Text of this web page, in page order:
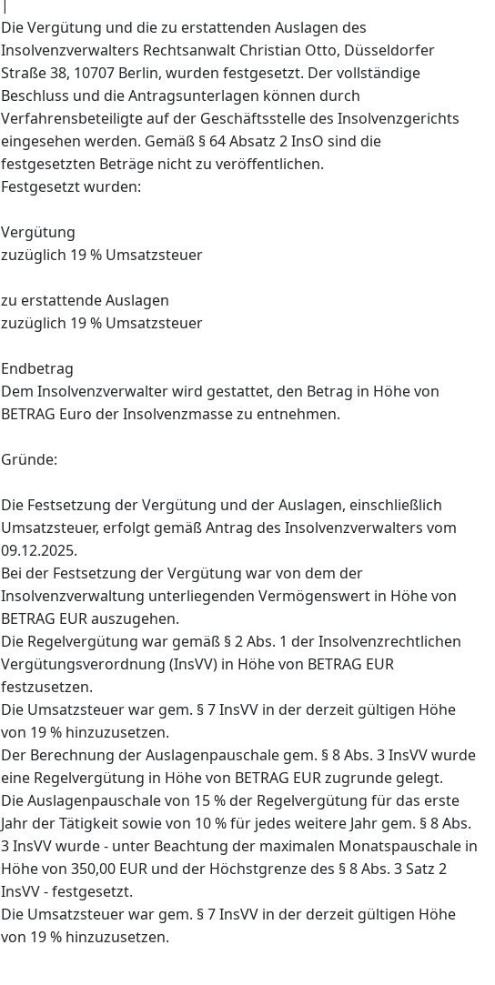
|
Die Vergütung und die zu erstattenden Auslagen des
Insolvenzverwalters Rechtsanwalt Christian Otto, Düsseldorfer
Straße 38, 10707 Berlin, wurden festgesetzt. Der vollständige
Beschluss und die Antragsunterlagen können durch
Verfahrensbeteiligte auf der Geschäftsstelle des Insolvenzgerichts
eingesehen werden. Gemäß § 64 Absatz 2 InsO sind die
festgesetzten Beträge nicht zu veröffentlichen.
Festgesetzt wurden:
Vergütung
zuzüglich 19 % Umsatzsteuer
zu erstattende Auslagen
zuzüglich 19 % Umsatzsteuer
Endbetrag
Dem Insolvenzverwalter wird gestattet, den Betrag in Höhe von
BETRAG Euro der Insolvenzmasse zu entnehmen.
Gründe:
Die Festsetzung der Vergütung und der Auslagen, einschließlich
Umsatzsteuer, erfolgt gemäß Antrag des Insolvenzverwalters vom
09.12.2025.
Bei der Festsetzung der Vergütung war von dem der
Insolvenzverwaltung unterliegenden Vermögenswert in Höhe von
BETRAG EUR auszugehen.
Die Regelvergütung war gemäß § 2 Abs. 1 der Insolvenzrechtlichen
Vergütungsverordnung (InsVV) in Höhe von BETRAG EUR
festzusetzen.
Die Umsatzsteuer war gem. § 7 InsVV in der derzeit gültigen Höhe
von 19 % hinzuzusetzen.
Der Berechnung der Auslagenpauschale gem. § 8 Abs. 3 InsVV wurde
eine Regelvergütung in Höhe von BETRAG EUR zugrunde gelegt.
Die Auslagenpauschale von 15 % der Regelvergütung für das erste
Jahr der Tätigkeit sowie von 10 % für jedes weitere Jahr gem. § 8 Abs.
3 InsVV wurde - unter Beachtung der maximalen Monatspauschale in
Höhe von 350,00 EUR und der Höchstgrenze des § 8 Abs. 3 Satz 2
InsVV - festgesetzt.
Die Umsatzsteuer war gem. § 7 InsVV in der derzeit gültigen Höhe
von 19 % hinzuzusetzen.